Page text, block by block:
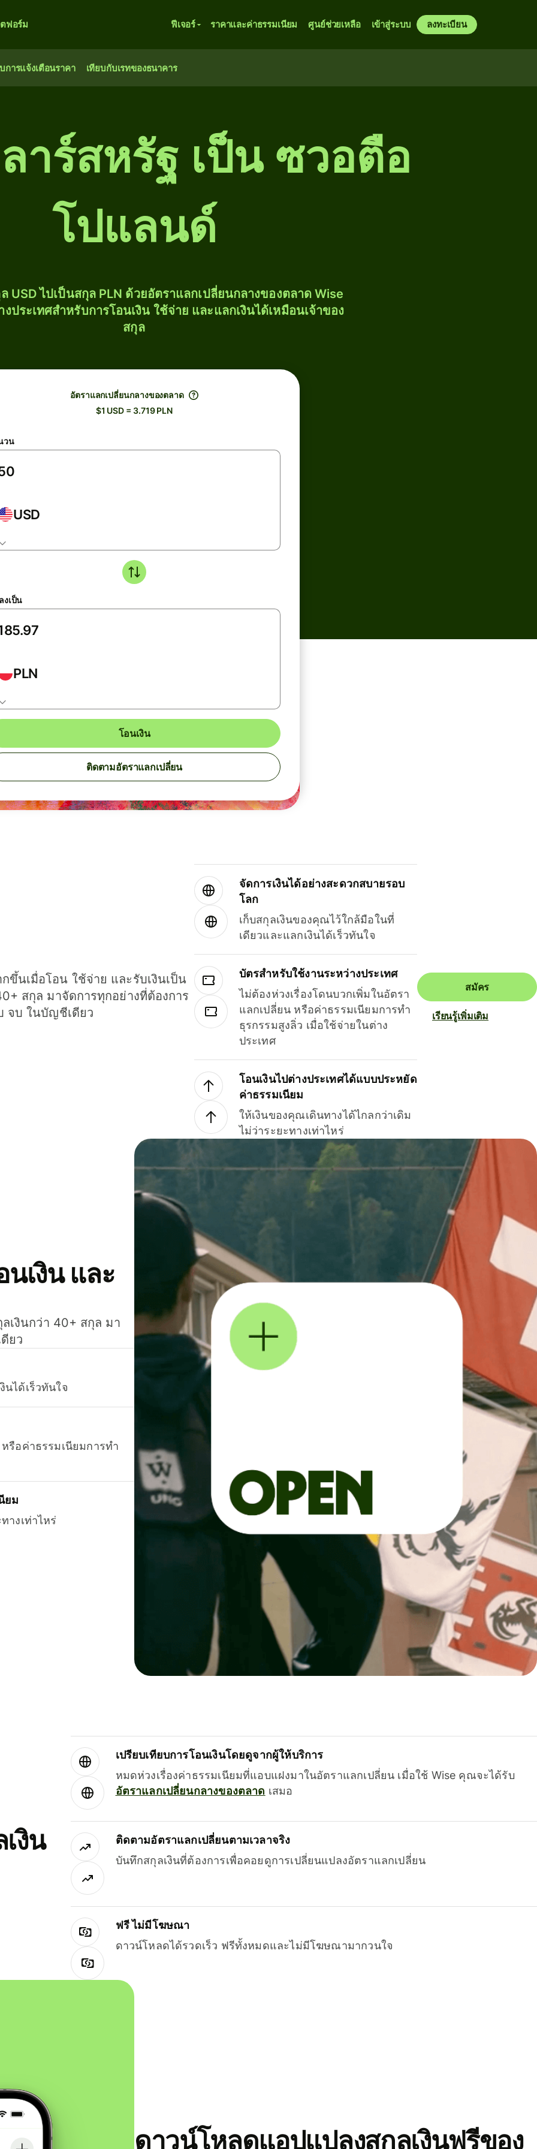
ฟอร์ม ฟีเจอร์ ราคาและค่าธรรมเนียม ศูนย์ช่วยเหลือ เข้าสู่ระบบ ลงทะเบียน
การแจ้งเตือนราคา เทียบกับเรทของธนาคาร
าร์สหรัฐ เป็น ซวอตือ
โปแลนด์
USD ไปเป็นสกุล PLN ด้วยอัตราแลกเปลี่ยนกลางของตลาด Wise
ประเทศสำหรับการโอนเงิน ใช้จ่าย และแลกเงินได้เหมือนเจ้าของ
สกุล
อัตราแลกเปลี่ยนกลางของตลาด
$1 USD = 3.719 PLN
วน
USD
งเป็น
PLN
โอนเงิน
ติดตามอัตราแลกเปลี่ยน
ขึ้นเมื่อโอน ใช้จ่าย และรับเงินเป็น
สกุล มาจัดการทุกอย่างที่ต้องการ
จบ ในบัญชีเดียว
จัดการเงินได้อย่างสะดวกสบายรอบ
โลก
เก็บสกุลเงินของคุณไว้ใกล้มือในที่
เดียวและแลกเงินได้เร็วทันใจ
บัตรสำหรับใช้งานระหว่างประเทศ
ไม่ต้องห่วงเรื่องโดนบวกเพิ่มในอัตรา
แลกเปลี่ยน หรือค่าธรรมเนียมการทำ
ธุรกรรมสูงลิ่ว เมื่อใช้จ่ายในต่าง
ประเทศ
โอนเงินไปต่างประเทศได้แบบประหยัด
ค่าธรรมเนียม
ให้เงินของคุณเดินทางได้ไกลกว่าเดิม
ไม่ว่าระยะทางเท่าไหร่
สมัคร
เรียนรู้เพิ่มเติม
เงิน และ
เงินกว่า 40+ สกุล มา
ยว
นได้เร็วทันใจ
รือค่าธรรมเนียมการทำ
ยม
างเท่าไหร่
งิน
เปรียบเทียบการโอนเงินโดยดูจากผู้ให้บริการ
หมดห่วงเรื่องค่าธรรมเนียมที่แอบแฝงมาในอัตราแลกเปลี่ยน เมื่อใช้ Wise คุณจะได้รับ
อัตราแลกเปลี่ยนกลางของตลาด เสมอ
ติดตามอัตราแลกเปลี่ยนตามเวลาจริง
บันทึกสกุลเงินที่ต้องการเพื่อคอยดูการเปลี่ยนแปลงอัตราแลกเปลี่ยน
ฟรี ไม่มีโฆษณา
ดาวน์โหลดได้รวดเร็ว ฟรีทั้งหมดและไม่มีโฆษณามากวนใจ
ดาวน์โหลดแอปแปลงสกุลเงินฟรีของ